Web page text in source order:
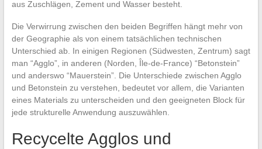
aus Zuschlägen, Zement und Wasser besteht.
Die Verwirrung zwischen den beiden Begriffen hängt mehr von
der Geographie als von einem tatsächlichen technischen
Unterschied ab. In einigen Regionen (Südwesten, Zentrum) sagt
man “Agglo”, in anderen (Norden, Île-de-France) “Betonstein”
und anderswo “Mauerstein”. Die Unterschiede zwischen Agglo
und Betonstein zu verstehen, bedeutet vor allem, die Varianten
eines Materials zu unterscheiden und den geeigneten Block für
jede strukturelle Anwendung auszuwählen.
Recycelte Agglos und